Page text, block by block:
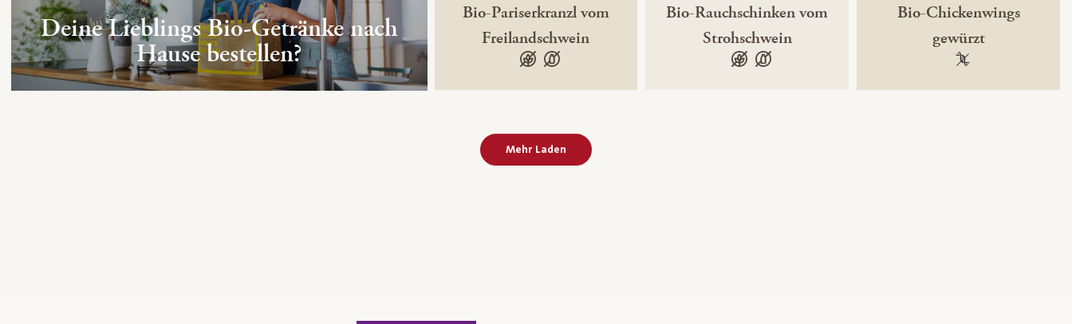
Deine Lieblings Bio-Getränke nach
Hause bestellen?
Bio-Pariserkranzl vom
Freilandschwein
glutenfreilaktosefrei
Bio-Rauchschinken vom
Strohschwein
glutenfreilaktosefrei
Bio-Chickenwings
gewürzt
100 %
Mehr Laden